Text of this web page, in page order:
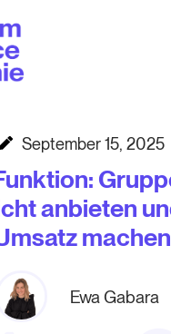
September 15, 2025
anbieten
machen
Ewa Gabara